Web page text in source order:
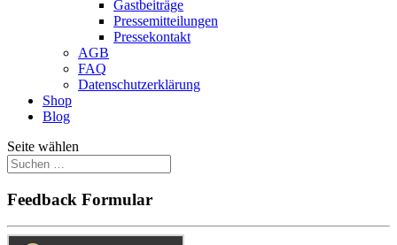
Gastbeiträge
Pressemitteilungen
Pressekontakt
AGB
FAQ
Datenschutzerklärung
Shop
Blog
Seite wählen
Feedback Formular